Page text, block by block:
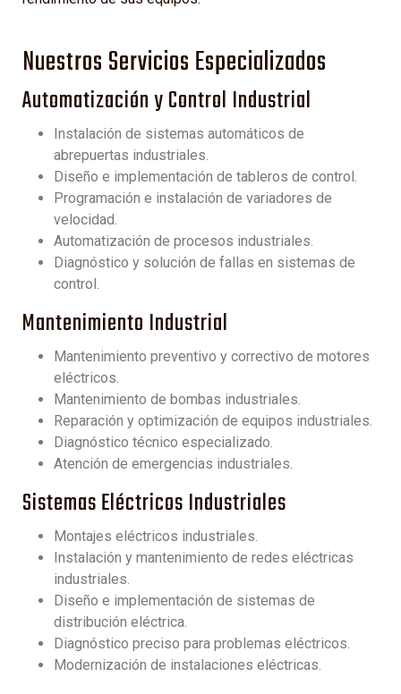
Nuestros Servicios Especializados
Automatización y Control Industrial
Instalación de sistemas automáticos de
abrepuertas industriales.
Diseño e implementación de tableros de control.
Programación e instalación de variadores de
velocidad.
Automatización de procesos industriales.
Diagnóstico y solución de fallas en sistemas de
control.
Mantenimiento Industrial
Mantenimiento preventivo y correctivo de motores
eléctricos.
Mantenimiento de bombas industriales.
Reparación y optimización de equipos industriales.
Diagnóstico técnico especializado.
Atención de emergencias industriales.
Sistemas Eléctricos Industriales
Montajes eléctricos industriales.
Instalación y mantenimiento de redes eléctricas
industriales.
Diseño e implementación de sistemas de
distribución eléctrica.
Diagnóstico preciso para problemas eléctricos.
Modernización de instalaciones eléctricas.